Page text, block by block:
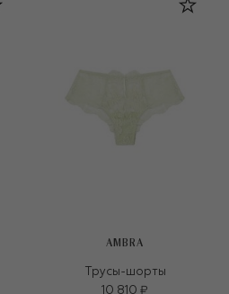
AMBRA
Трусы-шорты
10 810 ₽